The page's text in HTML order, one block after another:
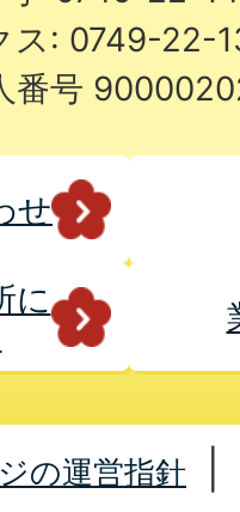
ス: 0749-22-
番号
せ
に
の運営指針